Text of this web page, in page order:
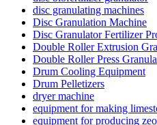
disc granulating machines
Disc Granulation Machine
Disc Granulator Fertilizer
Double Roller Extrusion
Double Roller Press
Drum Cooling Equipment
Drum Pelletizers
dryer machine
equipment for making
equipment for producing